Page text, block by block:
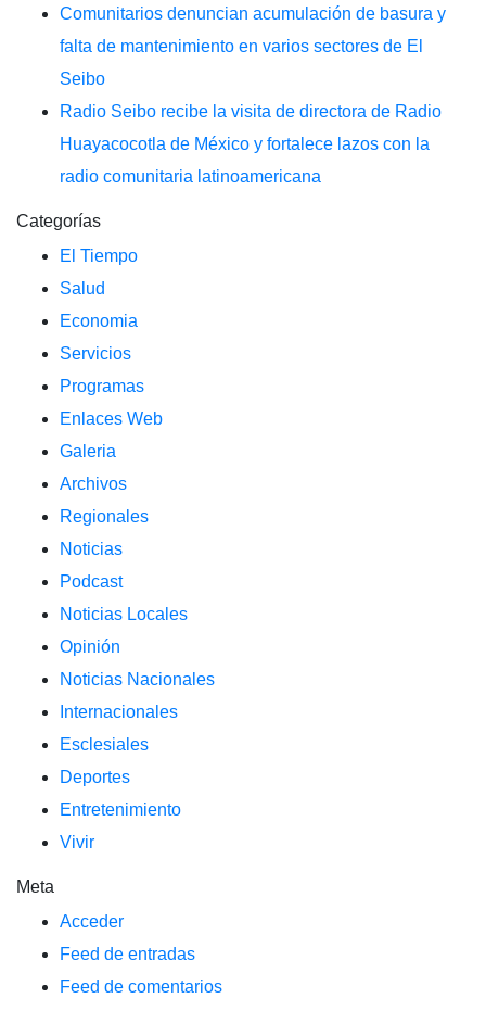
Comunitarios denuncian acumulación de basura y
falta de mantenimiento en varios sectores de El
Seibo
Radio Seibo recibe la visita de directora de Radio
Huayacocotla de México y fortalece lazos con la
radio comunitaria latinoamericana
Categorías
El Tiempo
Salud
Economia
Servicios
Programas
Enlaces Web
Galeria
Archivos
Regionales
Noticias
Podcast
Noticias Locales
Opinión
Noticias Nacionales
Internacionales
Esclesiales
Deportes
Entretenimiento
Vivir
Meta
Acceder
Feed de entradas
Feed de comentarios